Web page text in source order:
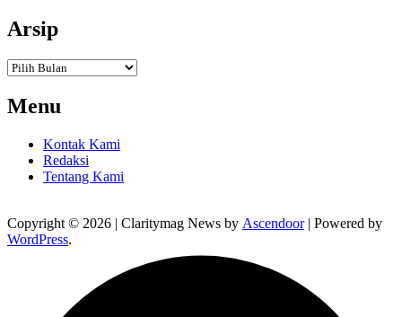
Arsip
Arsip
Menu
Kontak Kami
Redaksi
Tentang Kami
Copyright © 2026 | Claritymag News by Ascendoor| Powered by
WordPress.